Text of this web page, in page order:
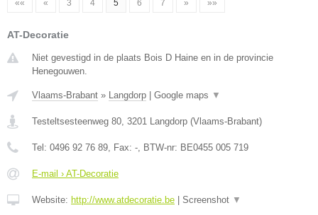
«« « 3 4 5 6 7 » »»
AT-Decoratie
Niet gevestigd in de plaats Bois D Haine en in de provincie
Henegouwen.
Vlaams-Brabant » Langdorp Google maps ▼
Testeltsesteenweg 80, 3201 Langdorp (Vlaams-Brabant)
Tel: 0496 92 76 89, Fax: -, BTW-nr: BE0455 005 719
E-mail › AT-Decoratie
Website: http://www.atdecoratie.be Screenshot ▼